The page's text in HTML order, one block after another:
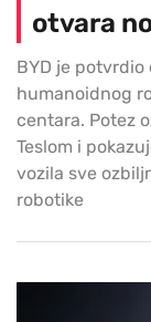
otvara
BYD je
humanoidnog
centara. Potez
Teslom i
vozila sve
robotike